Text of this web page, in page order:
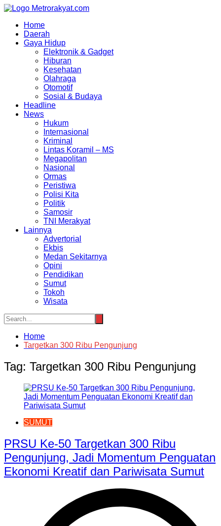
Skip
contentHome
Daerah
Gaya Hidup
Elektronik & Gadget
Hiburan
Kesehatan
Olahraga
Otomotif
Sosial & Budaya
Headline
News
Hukum
Internasional
Kriminal
Lintas Koramil – MS
Megapolitan
Nasional
Ormas
Peristiwa
Polisi Kita
Politik
Samosir
TNI Merakyat
Lainnya
Advertorial
Ekbis
Medan Sekitarnya
Opini
Pendidikan
Sumut
Tokoh
Wisata
Home
Targetkan 300 Ribu Pengunjung
Tag: Targetkan 300 Ribu Pengunjung
SUMUT
PRSU Ke-50 Targetkan 300 Ribu
Pengunjung, Jadi Momentum Penguatan
Ekonomi Kreatif dan Pariwisata Sumut